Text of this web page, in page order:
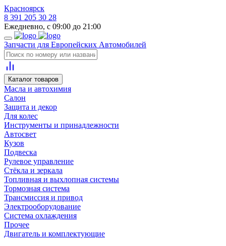
Красноярск
8 391 205 30 28
Ежедневно, с 09:00 до 21:00
Запчасти для Европейских Автомобилей
Каталог товаров
Масла и автохимия
Салон
Защита и декор
Для колес
Инструменты и принадлежности
Автосвет
Кузов
Подвеска
Рулевое управление
Стёкла и зеркала
Топливная и выхлопная системы
Тормозная система
Трансмиссия и привод
Электрооборудование
Система охлаждения
Прочее
Двигатель и комплектующие